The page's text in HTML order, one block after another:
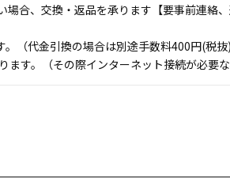
合、交換・返品を承ります【要事前連絡、
（代金引換の場合は別途手数料400円(税抜)
す。（その際インターネット接続が必要な